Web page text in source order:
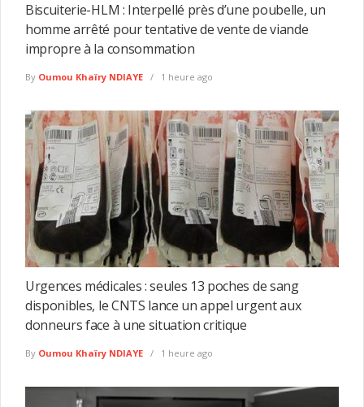
Biscuiterie-HLM : Interpellé près d’une poubelle, un
homme arrêté pour tentative de vente de viande
impropre à la consommation
By Oumou Khaïry NDIAYE 1 heure ago
Urgences médicales : seules 13 poches de sang
disponibles, le CNTS lance un appel urgent aux
donneurs face à une situation critique
By Oumou Khaïry NDIAYE 1 heure ago